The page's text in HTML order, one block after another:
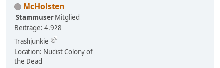
McHolsten
Stammuser Mitglied
Beiträge: 4.928
Trashjunkie
Location: Nudist Colony of
the Dead